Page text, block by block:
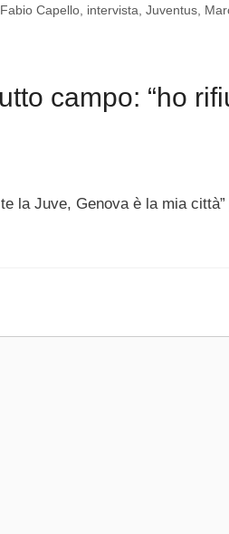
Fabio Capello, intervista,Juventus,
campo: “ho
la Juve, Genova è la mia